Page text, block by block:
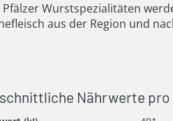
Pfälzer Wurstspezialitäten
aus der Region und
Nährwerte pro